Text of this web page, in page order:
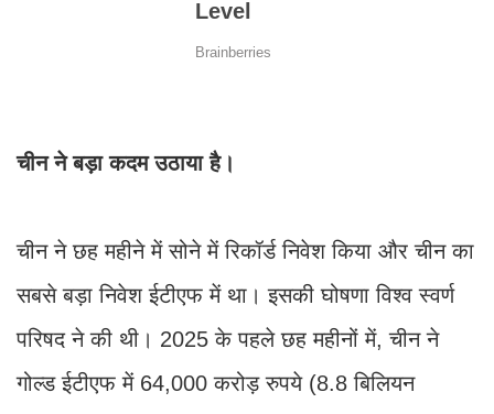
चीन ने बड़ा कदम उठाया है।
चीन ने छह महीने में सोने में रिकॉर्ड निवेश किया और चीन का
सबसे बड़ा निवेश ईटीएफ में था। इसकी घोषणा विश्व स्वर्ण
परिषद ने की थी। 2025 के पहले छह महीनों में, चीन ने
गोल्ड ईटीएफ में 64,000 करोड़ रुपये (8.8 बिलियन